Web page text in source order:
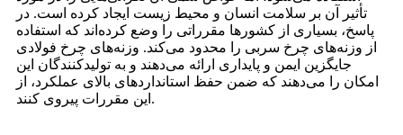
تأثیر آن بر سلامت انسان و محیط زیست ایجاد کرده است. در
پاسخ، بسیاری از کشورها مقرراتی را وضع کرده‌اند که استفاده
از وزنه‌های چرخ سربی را محدود می‌کند. وزنه‌های چرخ فولادی
جایگزین ایمن و پایداری ارائه می‌دهند و به تولیدکنندگان این
امکان را می‌دهند که ضمن حفظ استانداردهای بالای عملکرد، از
این مقررات پیروی کنند.